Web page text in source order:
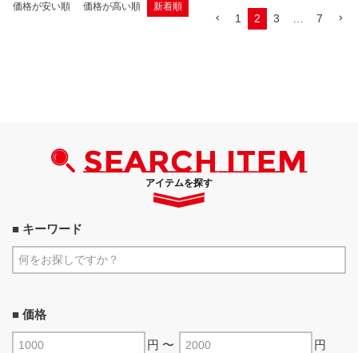
価格が安い順 価格が高い順 新着順
1 2 3 7
SEARCH ITEM
アイテムを探す
■ キーワード
■ 価格
円 〜 円